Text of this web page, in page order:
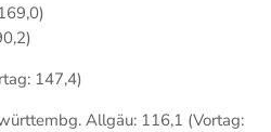
147,4)
Allgäu: 116,1 (Vortag: